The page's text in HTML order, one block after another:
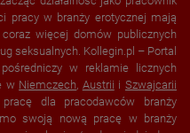
pracy w branży erotycznej mają
więcej domów publicznych
seksualnych. Kollegin.pl – Portal
w reklamie licznych
w Niemczech, Austrii i Szwajcarii
dla pracodawców branży
swoją nową pracę w branży